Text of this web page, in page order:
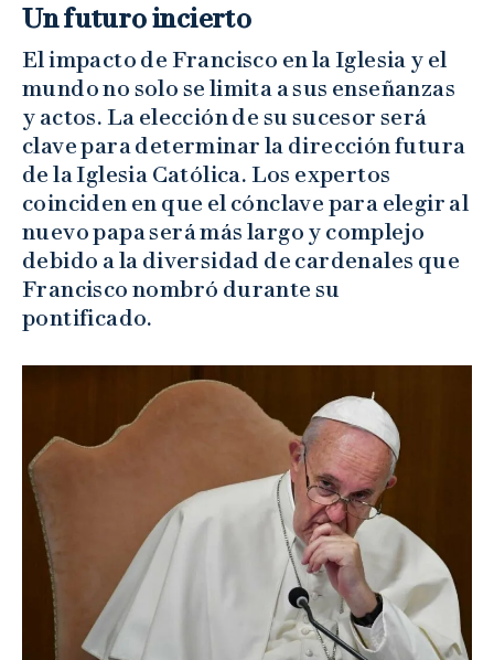
Un futuro incierto
El impacto de Francisco en la Iglesia y el
mundo no solo se limita a sus enseñanzas
y actos. La elección de su sucesor será
clave para determinar la dirección futura
de la Iglesia Católica. Los expertos
coinciden en que el cónclave para elegir al
nuevo papa será más largo y complejo
debido a la diversidad de cardenales que
Francisco nombró durante su
pontificado.